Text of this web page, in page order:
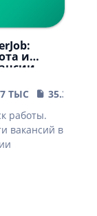
и
ТЫС
35.32 MB
работы.
вакансий в